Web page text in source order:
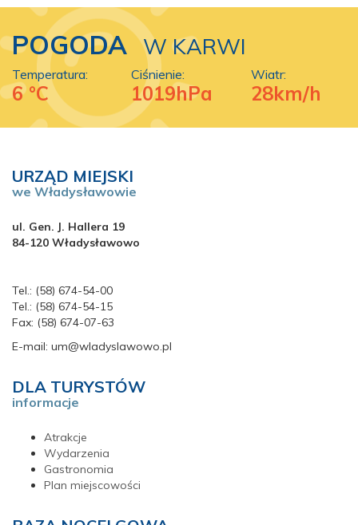
POGODA W KARWI
Temperatura:
6 °C
Ciśnienie:
1019hPa
Wiatr:
28km/h
URZĄD MIEJSKI
we Władysławowie
ul. Gen. J. Hallera 19
84-120 Władysławowo
Tel.: (58) 674-54-00
Tel.: (58) 674-54-15
Fax: (58) 674-07-63
E-mail: um@wladyslawowo.pl
DLA TURYSTÓW
informacje
Atrakcje
Wydarzenia
Gastronomia
Plan miejscowości